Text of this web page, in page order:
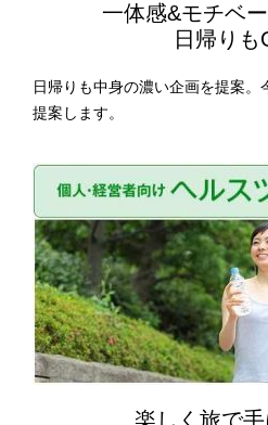
一体感&モチベー
日帰りも
日帰りも中身の濃い企画を提案
提案します。
楽しく旅で